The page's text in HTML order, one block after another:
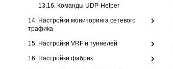
13.16. Команды UDP-Helper
14. Настройки мониторинга сетевого
трафика
15. Настройки VRF и туннелей
16. Настройки фабрик